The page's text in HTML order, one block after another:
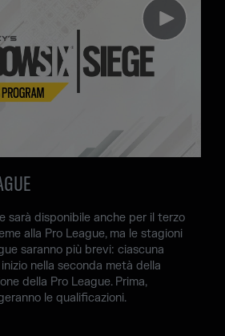
sarà disponibile anche per il terzo
alla Pro League, ma le stagioni
saranno più brevi: ciascuna
nella seconda metà della
della Pro League. Prima,
le qualificazioni.